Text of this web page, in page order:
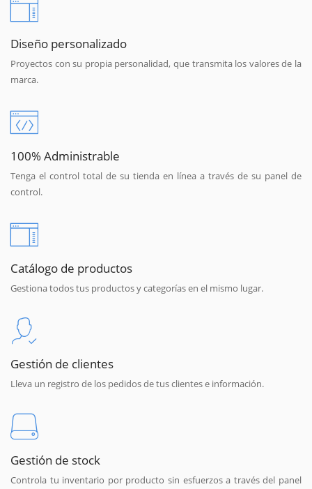
Diseño personalizado
Proyectos con su propia personalidad, que transmita los valores de la
marca.
100% Administrable
Tenga el control total de su tienda en línea a través de su panel de
control.
Catálogo de productos
Gestiona todos tus productos y categorías en el mismo lugar.
Gestión de clientes
Lleva un registro de los pedidos de tus clientes e información.
Gestión de stock
Controla tu inventario por producto sin esfuerzos a través del panel